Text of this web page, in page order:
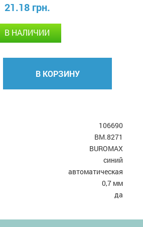
21.18 грн.
В НАЛИЧИИ
В КОРЗИНУ
106690
BM.8271
BUROMAX
синий
автоматическая
0,7 мм
да